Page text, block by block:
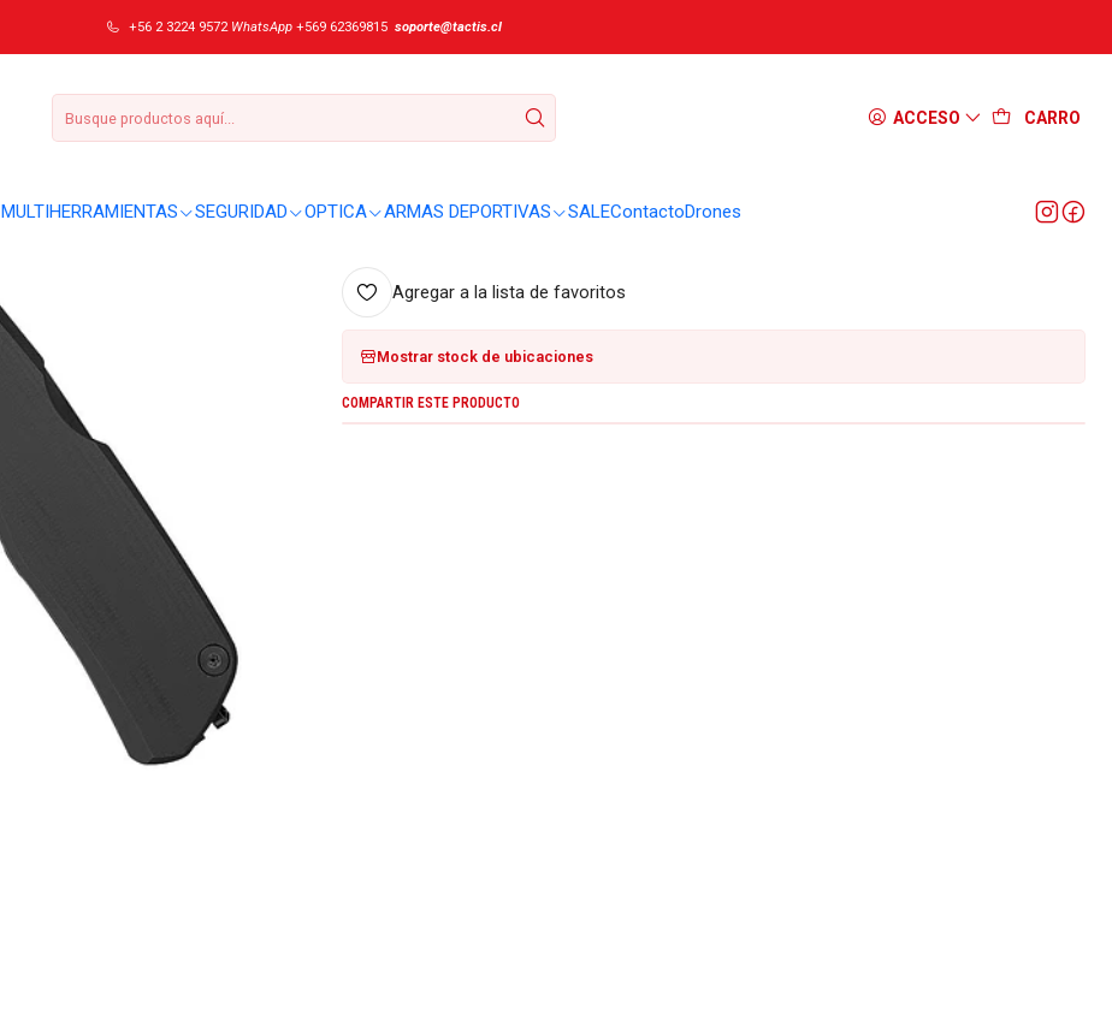
ACCESO CARRO
MULTIHERRAMIENTAS SEGURIDAD OPTICA ARMAS DEPORTIVAS SALEContactoDrones
+56 2 3224 9572 WhatsApp +569 62369815 soporte@tactis.cl
|
Navaja Ruike P882-B
P882-B: 71.8 g, 85 mm (largo hoja), acero 12C27, mango G10, apertura manual, liner lock.
Agregar a la lista de favoritos
Mostrar stock de ubicaciones
COMPARTIR ESTE PRODUCTO